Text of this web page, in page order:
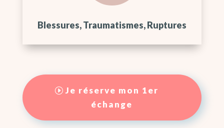
Blessures, Traumatismes, Ruptures
Je réserve mon 1er
échange